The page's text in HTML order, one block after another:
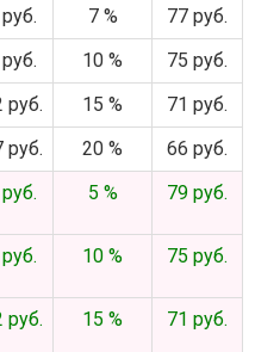
7 %
77 руб.
10 %
75 руб.
руб. 15 %
71 руб.
руб. 20 %
66 руб.
5 % 79 руб.
10 % 75 руб.
руб. 15 % 71 руб.